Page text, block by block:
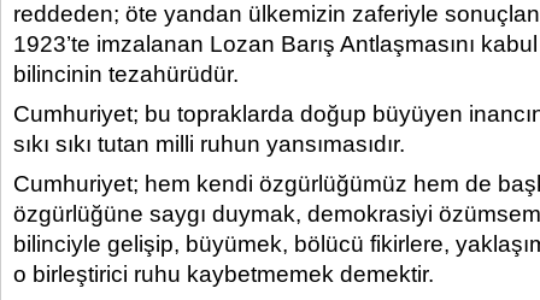
reddeden; öte yandan ülkemizin zaferiyle
1923’te imzalanan Lozan Barış Antlaşmasını
bilincinin tezahürüdür.
Cumhuriyet; bu topraklarda doğup büyüyen
sıkı sıkı tutan milli ruhun yansımasıdır.
Cumhuriyet; hem kendi özgürlüğümüz hem de
özgürlüğüne saygı duymak, demokrasiyi
bilinciyle gelişip, büyümek, bölücü fikirlere,
o birleştirici ruhu kaybetmemek demektir.